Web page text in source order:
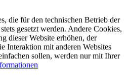
die für den technischen Betrieb der
gesetzt werden. Andere Cookies,
dieser Website erhöhen, der
Interaktion mit anderen Websites
sollen, werden nur mit Ihrer